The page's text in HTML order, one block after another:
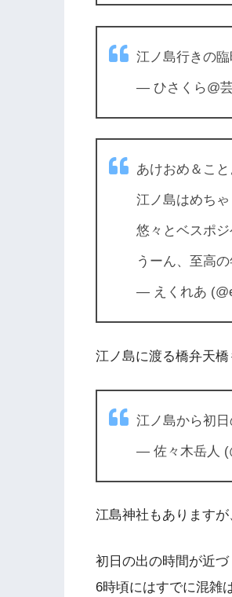
江ノ島行きの
— ひさくら@
あけおめ＆こ
江ノ島はめち
悠々とベスポ
うーん、至高
— えくれあ
江ノ島に渡る橋弁天橋
江ノ島から初
— 佐々木岳人
江島神社もあります
初日の出の時間が近づ
6時頃にはすでに混雑